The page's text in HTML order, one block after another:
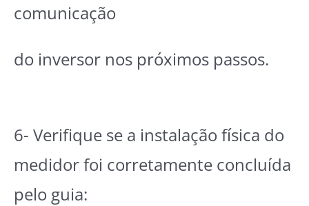
comunicação
do inversor nos próximos passos.
6- Verifique se a instalação física do
medidor foi corretamente concluída
pelo guia: